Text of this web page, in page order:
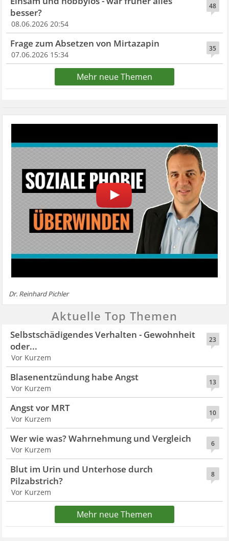
48
besser?
08.06.2026 20:54
35
Frage zum Absetzen von Mirtazapin
07.06.2026 15:34
Mehr neue Themen
Dr. Reinhard Pichler
Aktuelle Top Themen
23
Selbstschädigendes Verhalten - Gewohnheit
oder...
Vor Kurzem
13
Blasenentzündung habe Angst
Vor Kurzem
10
Angst vor MRT
Vor Kurzem
6
Wer wie was? Wahrnehmung und Vergleich
Vor Kurzem
8
Blut im Urin und Unterhose durch
Pilzabstrich?
Vor Kurzem
Mehr neue Themen